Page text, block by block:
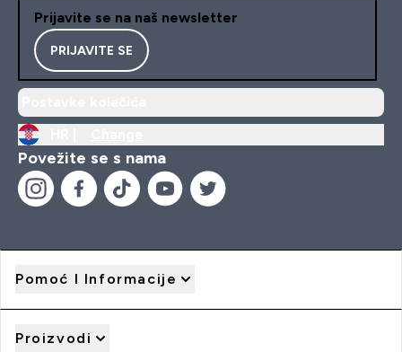
Prijavite se na naš newsletter
PRIJAVITE SE
Povežite se s nama
Pomoć I Informacije
Proizvodi